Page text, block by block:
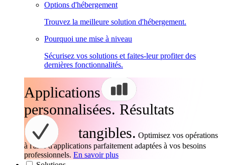
Options d'hébergement
Trouvez la meilleure solution d'hébergement.
Pourquoi une mise à niveau
Sécurisez vos solutions et faites-leur profiter des
dernières fonctionnalités.
Applications
personnalisées. Résultats
tangibles. Optimisez vos opérations
à l'aide d'applications parfaitement adaptées à vos besoins
professionnels. En savoir plus